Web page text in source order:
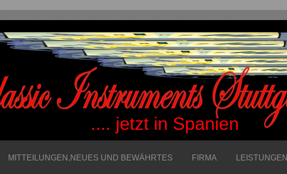
.... jetzt in Spanien
MITTEILUNGEN,NEUES UND BEWÄHRTES FIRMA LEISTUNGEN